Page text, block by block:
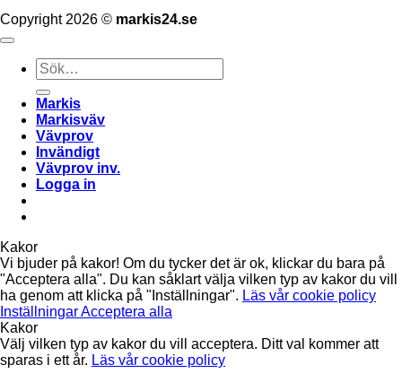
Copyright 2026 © markis24.se
Sök
efter:
Markis
Markisväv
Vävprov
Invändigt
Vävprov inv.
Logga in
Kakor
Vi bjuder på kakor! Om du tycker det är ok, klickar du bara på
"Acceptera alla". Du kan såklart välja vilken typ av kakor du vill
ha genom att klicka på "Inställningar". Läs vår cookie policy
InställningarAcceptera alla
Kakor
Välj vilken typ av kakor du vill acceptera. Ditt val kommer att
sparas i ett år. Läs vår cookie policy